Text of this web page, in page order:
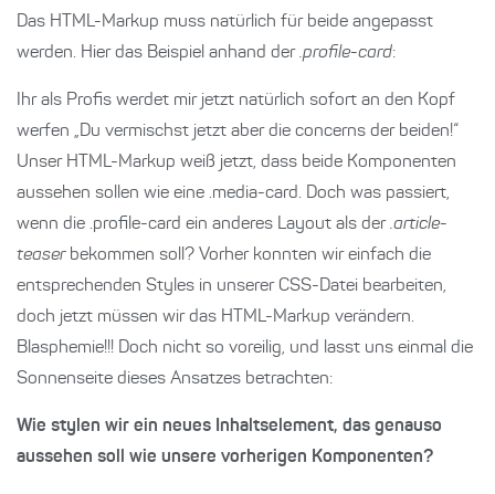
Das HTML-Markup muss natürlich für beide angepasst
werden. Hier das Beispiel anhand der.profile-card:
Ihr als Profis werdet mir jetzt natürlich sofort an den Kopf
werfen „Du vermischst jetzt aber die concerns der beiden!“
Unser HTML-Markup weiß jetzt, dass beide Komponenten
aussehen sollen wie eine .media-card. Doch was passiert,
wenn die .profile-card ein anderes Layout als der.article-
teaserbekommen soll? Vorher konnten wir einfach die
entsprechenden Styles in unserer CSS-Datei bearbeiten,
doch jetzt müssen wir das HTML-Markup verändern.
Blasphemie!!! Doch nicht so voreilig, und lasst uns einmal die
Sonnenseite dieses Ansatzes betrachten:
Wie stylen wir ein neues Inhaltselement, das genauso
aussehen soll wie unsere vorherigen Komponenten?